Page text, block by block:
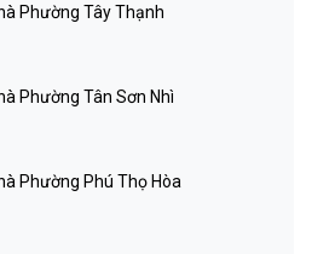
Phường Tây Thạnh
Phường Tân Sơn Nhì
Phường Phú Thọ Hòa